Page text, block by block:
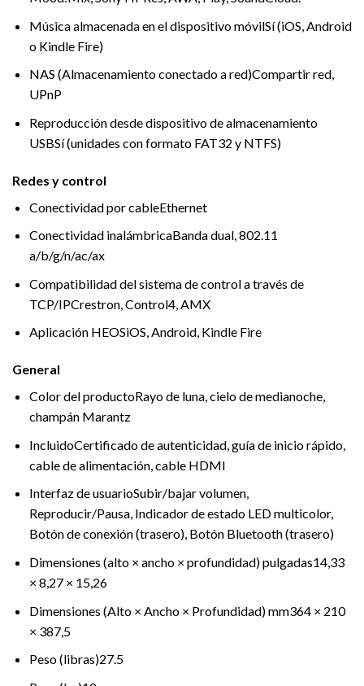
Música almacenada en el dispositivo móvilSí (iOS, Android
o Kindle Fire)
NAS (Almacenamiento conectado a red)Compartir red,
UPnP
Reproducción desde dispositivo de almacenamiento
USBSí (unidades con formato FAT32 y NTFS)
Redes y control
Conectividad por cableEthernet
Conectividad inalámbricaBanda dual, 802.11
a/b/g/n/ac/ax
Compatibilidad del sistema de control a través de
TCP/IPCrestron, Control4, AMX
Aplicación HEOSiOS, Android, Kindle Fire
General
Color del productoRayo de luna, cielo de medianoche,
champán Marantz
IncluidoCertificado de autenticidad, guía de inicio rápido,
cable de alimentación, cable HDMI
Interfaz de usuarioSubir/bajar volumen,
Reproducir/Pausa, Indicador de estado LED multicolor,
Botón de conexión (trasero), Botón Bluetooth (trasero)
Dimensiones (alto × ancho × profundidad) pulgadas14,33
× 8,27 × 15,26
Dimensiones (Alto × Ancho × Profundidad) mm364 × 210
× 387,5
Peso (libras)27.5